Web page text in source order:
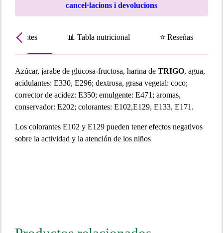
cancel·lacions i devolucions
📊 Tabla nutricional ⭐ Reseñas
Azúcar, jarabe de glucosa-fructosa, harina de TRIGO, agua,
acidulantes: E330, E296; dextrosa, grasa vegetal: coco;
corrector de acidez: E350; emulgente: E471; aromas,
conservador: E202; colorantes: E102,E129, E133, E171.
Los colorantes E102 y E129 pueden tener efectos negativos
sobre la actividad y la atención de los niños